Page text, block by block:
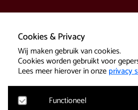
Cookies & Privacy
Wij maken gebruik van cookies.
Cookies worden gebruikt voor
Lees meer hierover in onzeprivacy
Functioneel